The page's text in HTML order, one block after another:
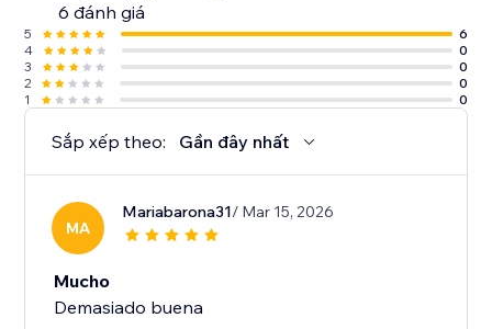
6 đánh giá
5
6
4
0
3
0
2
0
1
0
Sắp xếp theo: Gần đây nhất
MA
Mariabarona31/ Mar 15, 2026
Mucho
Demasiado buena